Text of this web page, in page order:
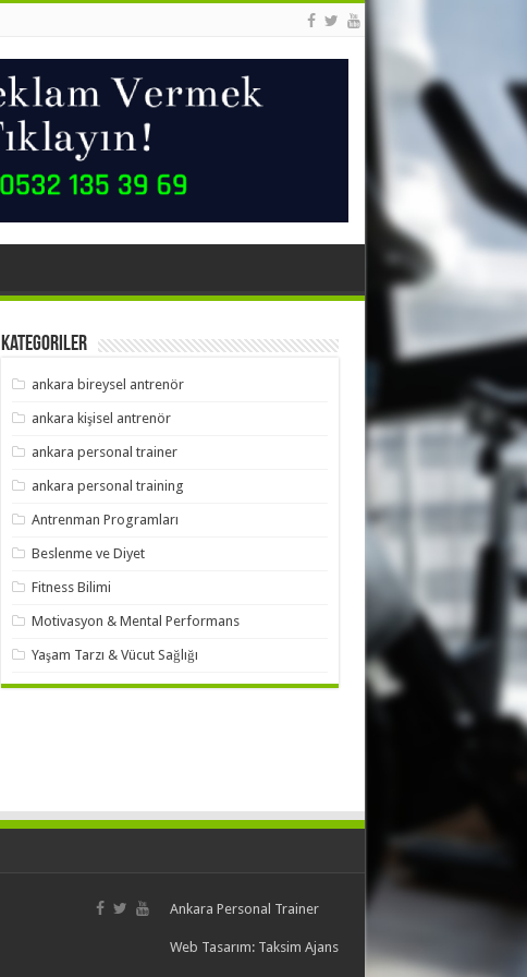
Kategoriler
ankara bireysel antrenör
ankara kişisel antrenör
ankara personal trainer
ankara personal training
Antrenman Programları
Beslenme ve Diyet
Fitness Bilimi
Motivasyon & Mental Performans
Yaşam Tarzı & Vücut Sağlığı
Ankara Personal Trainer
Web Tasarım: Taksim Ajans